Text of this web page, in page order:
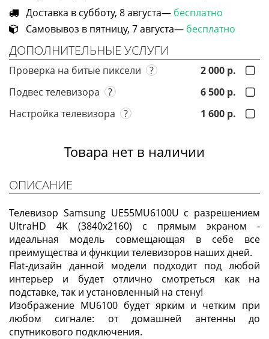
Доставка в субботу, 8 августа— бесплатно
Самовывоз в пятницу, 7 августа— бесплатно
ДОПОЛНИТЕЛЬНЫЕ УСЛУГИ
Проверка на битые пиксели ?
2 000 р.
Подвес телевизора
?
6 500 р.
Настройка телевизора
? 1 600 р.
Товара нет в наличии
ОПИСАНИЕ
Телевизор Samsung UE55MU6100U с разрешением
UltraHD 4K (3840x2160) с прямым экраном -
идеальная модель совмещающая в себе все
преимущества и функции телевизоров наших дней.
Flat-дизайн данной модели подходит под любой
интерьер и будет отлично смотреться как на
подставке, так и установленный на стену!
Изображение MU6100 будет ярким и четким при
любом сигнале: от домашней антенны до
спутникового подключения.